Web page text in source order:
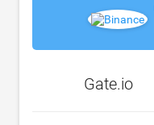
Gate.io